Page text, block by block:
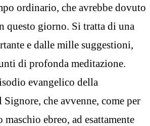
ordinario, che avrebbe dovuto
questo giorno. Si tratta di una
e dalle mille suggestioni,
di profonda meditazione.
evangelico della
Signore, che avvenne, come per
ebreo, ad esattamente